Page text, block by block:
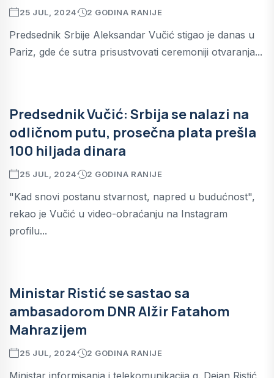
25 JUL, 2024 2 GODINA RANIJE
Predsednik Srbije Aleksandar Vučić stigao je danas u
Pariz, gde će sutra prisustvovati ceremoniji otvaranja...
Predsednik Vučić: Srbija se nalazi na
odličnom putu, prosečna plata prešla
100 hiljada dinara
25 JUL, 2024 2 GODINA RANIJE
"Kad snovi postanu stvarnost, napred u budućnost",
rekao je Vučić u video-obraćanju na Instagram
profilu...
Ministar Ristić se sastao sa
ambasadorom DNR Alžir Fatahom
Mahrazijem
25 JUL, 2024 2 GODINA RANIJE
Ministar informisanja i telekomunikacija g. Dejan Ristić